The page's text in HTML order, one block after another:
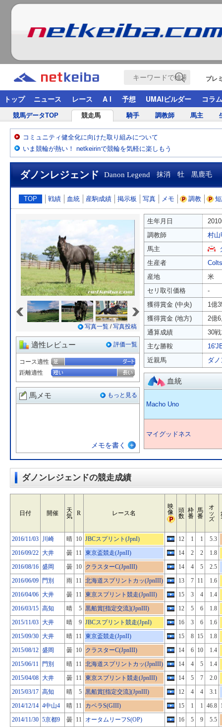
プレ
トップ ニュース レース A I 予想 UMAIビルダー コラム
競馬データTOP 競走馬 騎手 調教師 馬主
コミュニティ健全化に向けた取り組みについて
いま競輪が熱い！ netkeirinで競輪を気軽に楽しもう
ダノンレジェンド Danon Legend 抹消 牡 黒鹿毛
TOP 戦績 血統 産駒成績 掲示板 写真 メモ 調教
写真一覧 /写真投稿
適性レビュー 評価一覧
コース適性
距離適性
馬メモ もっと見る
メモを書く
生年月日
調教師
村山
馬主
生産者
産地
米
セリ取引価格
-
獲得賞金 (中央)
1億
獲得賞金 (地方)
2億
通算成績
30
主な勝鞍
近親馬
ダ
血統
Macho Uno
マイグッドネス
ダノンレジェンドの競走成績
日付 開催
天
気
R レース名
映
像
頭
数
枠
番
馬
番
オ
ッ
ズ
2016/11/03 川崎 晴 10 JBCスプリント(JpnI) 12 1 1
5.3
2016/09/22 大井 曇 11 東京盃競走(JpnII) 14 2 2
1.8
2016/08/16 盛岡 曇 10 クラスターC(JpnIII) 14 4 5
2.5
2016/06/09 門別 雨 11 北海道スプリントカッ(JpnIII) 13 7 11
1.6
2016/04/06 大井 曇 11 東京スプリント競走(JpnIII) 15 3 4
1.4
2016/03/15 高知 晴 5 黒船賞[指定交流](JpnIII) 12 5 6
1.8
2015/11/03 大井 晴 9 JBCスプリント競走(JpnI) 16 3 6
1.6
2015/09/30 大井 晴 11 東京盃競走(JpnII) 15 8 15
1.8
2015/08/12 盛岡 曇 10 クラスターC(JpnIII) 14 6 10
1.4
2015/06/11 門別 晴 11 北海道スプリントカッ(JpnIII) 14 4 5
1.4
2015/04/08 大井 曇 11 東京スプリント競走(JpnIII) 14 5 7
2.0
2015/03/17 高知 晴 5 黒船賞[指定交流](JpnIII) 12 4 4
3.1
2014/12/14 4中山4 晴 11 カペラS(GIII) 15 1 1 46.8
2014/11/30 5京都9 曇 11 オータムリーフS(OP) 16 5 9
5.5